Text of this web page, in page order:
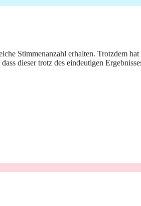
Stimmenanzahl erhalten. Trotzdem
dieser trotz des eindeutigen